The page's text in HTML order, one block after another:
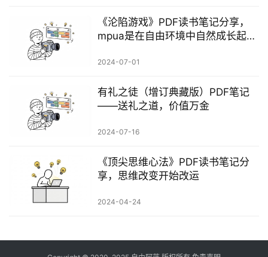
《沦陷游戏》PDF读书笔记分享，
mpua是在自由环境中自然成长起来
2024-07-01
有礼之徒（增订典藏版）PDF笔记
——送礼之道，价值万金
2024-07-16
《顶尖思维心法》PDF读书笔记分
享，思维改变开始改运
2024-04-24